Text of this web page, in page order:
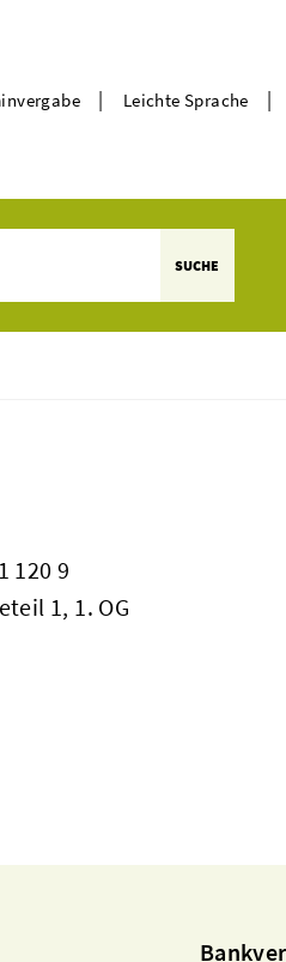
| Leichte Sprache |
SUCHE
120 9
1, 1. OG